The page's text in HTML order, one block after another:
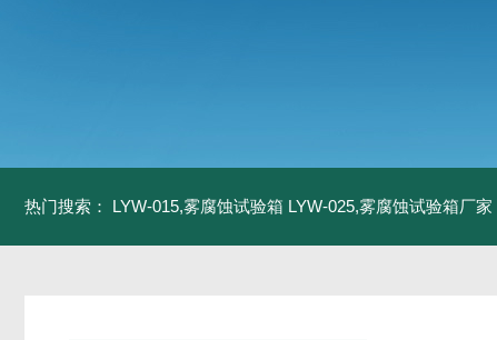
热门搜索： LYW-015,雾腐蚀试验箱 LYW-025,雾腐蚀试验箱厂家